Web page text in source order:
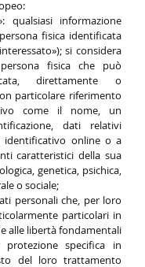
qualsiasi informazione
fisica identificata
si considera
fisica che può
direttamente o
particolare riferimento
come il nome, un
dati relativi
identificativo online o a
caratteristici della sua
genetica, psichica,
o sociale;
personali che, per loro
particolari in
alle libertà fondamentali
specifica in
del loro trattamento